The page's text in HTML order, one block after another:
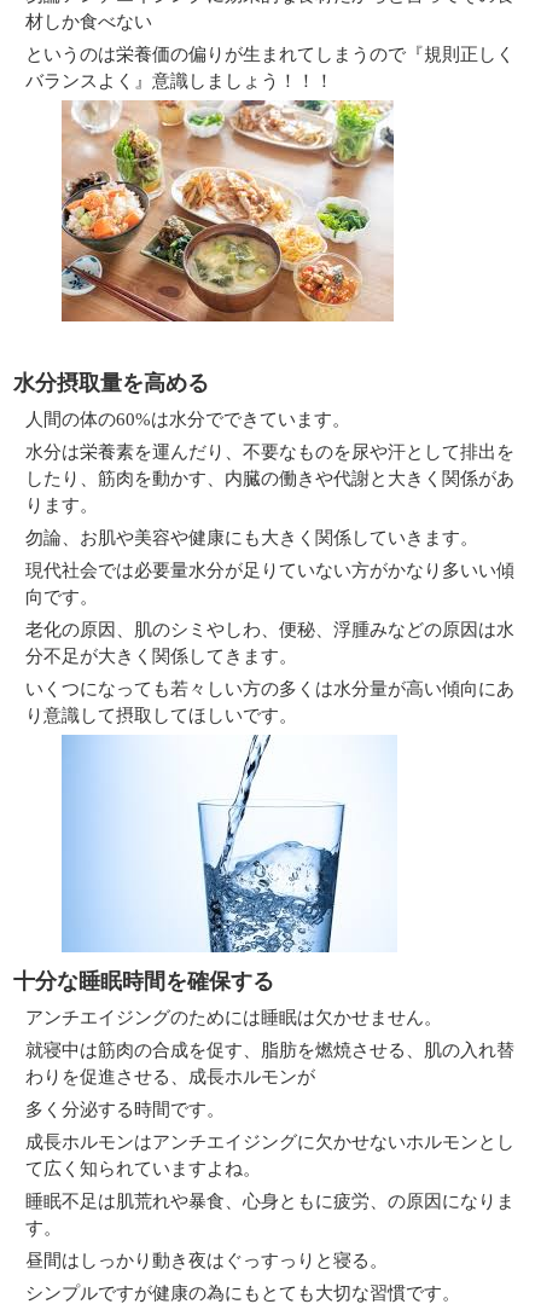
材しか食べない
というのは栄養価の偏りが生まれてしまうので『規則正しく
バランスよく』意識しましょう！！！
水分摂取量を高める
人間の体の60%は水分でできています。
水分は栄養素を運んだり、不要なものを尿や汗として排出を
したり、筋肉を動かす、内臓の働きや代謝と大きく関係があ
ります。
勿論、お肌や美容や健康にも大きく関係していきます。
現代社会では必要量水分が足りていない方がかなり多いい傾
向です。
老化の原因、肌のシミやしわ、便秘、浮腫みなどの原因は水
分不足が大きく関係してきます。
いくつになっても若々しい方の多くは水分量が高い傾向にあ
り意識して摂取してほしいです。
十分な睡眠時間を確保する
アンチエイジングのためには睡眠は欠かせません。
就寝中は筋肉の合成を促す、脂肪を燃焼させる、肌の入れ替
わりを促進させる、成長ホルモンが
多く分泌する時間です。
成長ホルモンはアンチエイジングに欠かせないホルモンとし
て広く知られていますよね。
睡眠不足は肌荒れや暴食、心身ともに疲労、の原因になりま
す。
昼間はしっかり動き夜はぐっすっりと寝る。
シンプルですが健康の為にもとても大切な習慣です。